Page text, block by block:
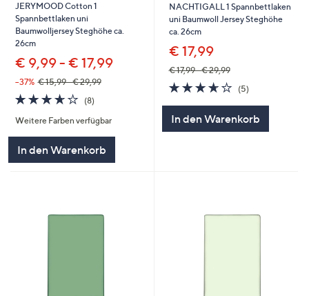
JERYMOOD Cotton 1
Spannbettlaken uni
Baumwolljersey Steghöhe ca.
26cm
€ 9,99 - € 17,99
--37% € 15,99 - € 29,99
3.6
von
5
(8)8
Weitere Farben verfügbar
In den Warenkorb
NACHTIGALL 1 Spannbettlaken
uni Baumwoll Jersey Steghöhe
ca. 26cm
€ 17,99
€ 17,99 - € 29,99
3.6
von
(5)5
In den Warenkorb